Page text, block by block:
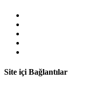
Site içi Bağlantılar